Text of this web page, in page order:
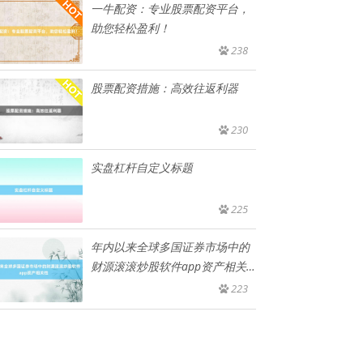
一牛配资：专业股票配资平台，
助您轻松盈利！
238
股票配资措施：高效往返利器
230
实盘杠杆自定义标题
225
年内以来全球多国证券市场中的
财源滚滚炒股软件app资产相关
223